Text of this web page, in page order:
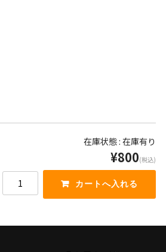
在庫状態 : 在庫有り
¥800(税込)